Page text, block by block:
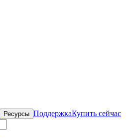
Ресурсы ПоддержкаКупить сейчас